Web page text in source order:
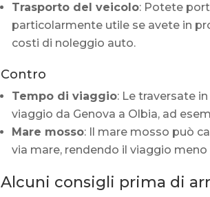
Trasporto del veicolo: Potete
particolarmente utile se avete in
costi di noleggio auto.
Contro
Tempo di viaggio: Le traversate
viaggio da Genova a Olbia, ad
Mare mosso: Il mare mosso può
via mare, rendendo il viaggio meno
Alcuni consigli prima di